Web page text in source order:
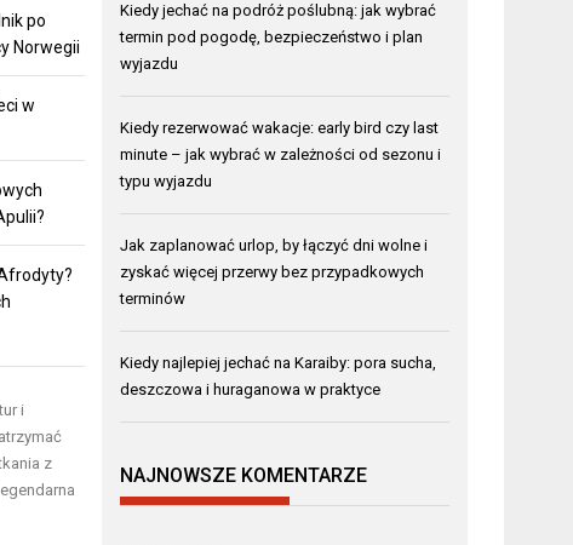
po
Norwegii
w
i
z
Kiedy jechać na podróż poślubną: jak wybrać
termin pod pogodę, bezpieczeństwo i plan
wyjazdu
Kiedy rezerwować wakacje: early bird czy last
minute – jak wybrać w zależności od sezonu i
typu wyjazdu
Jak zaplanować urlop, by łączyć dni wolne i
zyskać więcej przerwy bez przypadkowych
terminów
Kiedy najlepiej jechać na Karaiby: pora sucha,
deszczowa i huraganowa w praktyce
NAJNOWSZE KOMENTARZE